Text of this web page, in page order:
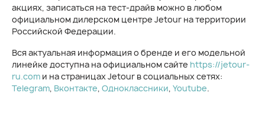
акциях, записаться на тест-драйв можно в любом
официальном дилерском центре Jetour на территории
Российской Федерации.
Вся актуальная информация о бренде и его модельной
линейке доступна на официальном сайте https://jetour-
ru.com и на страницах Jetour в социальных сетях:
Telegram, Вконтакте, Одноклассники, Youtube